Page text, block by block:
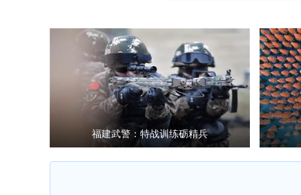
福建武警：特战训练砺精兵